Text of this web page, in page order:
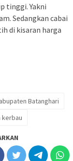
tinggi. Yakni
Sedangkan cabai
di kisaran harga
Batanghari
kerbau